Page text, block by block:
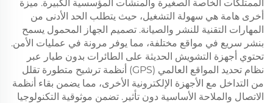
الممتلكات الخاصة الصغيرة والمنشآت المؤسسية الكبيرة. ميزة
أخرى هامة هي سهولة التشغيل، حيث يتطلب الحد الأدنى من
المهارات التقنية للنشر والصيانة. تصميم الجهاز المحمول يسمح
بنشر سريع في مواقع مختلفة، مما يوفر مرونة في عمليات الأمن.
تحتوي أجهزة التشويش الحديثة على الطائرات بدون طيار عبر
نظام تحديد المواقع العالمي (GPS) أنظمة ترشيح متطورة تقلل
من التداخل مع الأجهزة الإلكترونية الأخرى، مما يضمن بقاء أنظمة
الاتصال والملاحة الأساسية دون تأثير. تضمن موثوقية التكنولوجيا